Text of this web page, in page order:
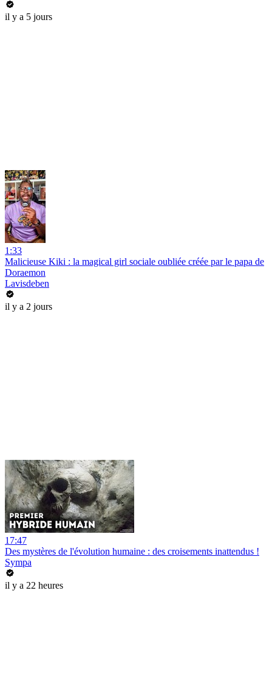
il y a 5 jours
1:33
Malicieuse Kiki : la magical girl sociale oubliée créée par le papa de
Doraemon
Lavisdeben
il y a 2 jours
17:47
Des mystères de l'évolution humaine : des croisements inattendus !
Sympa
il y a 22 heures